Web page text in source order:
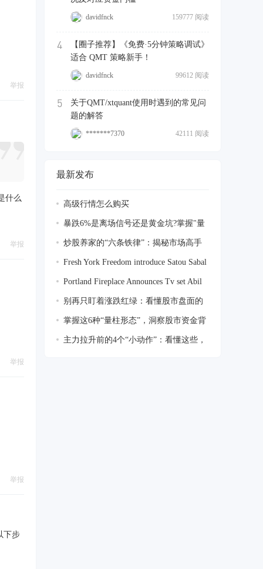
举报
什么
举报
举报
举报
下步
159777 阅读
davidfnck
4
【圈子推荐】《免费·5分钟策略调试》
适合 QMT 策略新手！
99612 阅读
davidfnck
5
关于QMT/xtquant使用时遇到的常见问
题的解答
42111 阅读
*******7370
最新发布
高级行情怎么购买
暴跌6%是离场信号还是黄金坑?掌握"量
柱透视
炒股养家的“六条铁律”：揭秘市场高手
的盈Fresh York Freedom introduce Satou Sabal
Portland Fireplace Announces Tv set Abil
别再只盯着涨跌红绿：看懂股市盘面的
5 个掌握这6种“量柱形态”，洞察股市资金背
后主力拉升前的4个“小动作”：看懂这些，